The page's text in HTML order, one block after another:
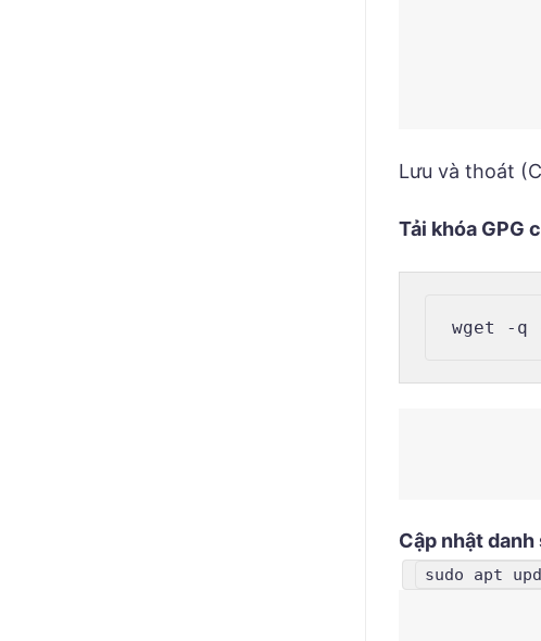
Lưu và thoát
Tải khóa GPG
wget -q
Cập nhật danh
sudo apt